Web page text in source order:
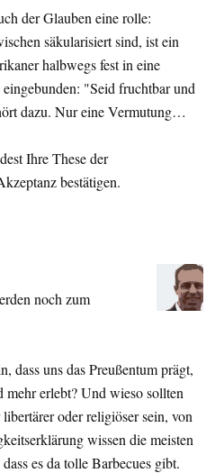
der Glauben eine rolle:
säkularisiert sind, ist ein
halbwegs fest in eine
"Seid fruchtbar und
dazu. Nur eine Vermutung…
Ihre These der
bestätigen.
noch zum
dass uns das Preußentum prägt,
mehr erlebt? Und wieso sollten
oder religiöser sein, von
wissen die meisten
es da tolle Barbecues gibt.